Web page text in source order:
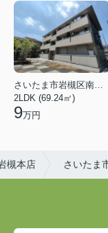
さいたま市岩槻区南平野４丁目
2LDK (69.24㎡)
9万円
槻本店 さいたま